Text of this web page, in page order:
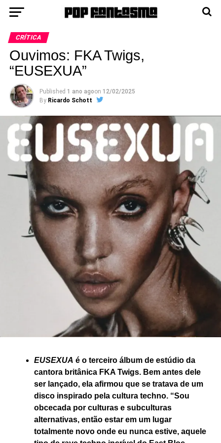
CRÍTICA
Ouvimos: FKA Twigs,
“EUSEXUA”
Published 1 ano agoon 12/02/2025
By Ricardo Schott
EUSEXUA é o terceiro álbum de estúdio da
cantora britânica FKA Twigs. Bem antes dele
ser lançado, ela afirmou que se tratava de um
disco inspirado pela cultura techno. “Sou
obcecada por culturas e subculturas
alternativas, então estar em um lugar
totalmente novo onde eu nunca estive, aquele